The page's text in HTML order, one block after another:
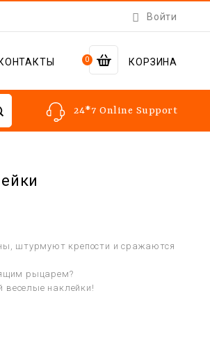
 Войти
0 КОРЗИНА
КОНТАКТЫ
24*7 Online Support
штурмуют крепости и сражаются
рыцарем?
веселые наклейки!